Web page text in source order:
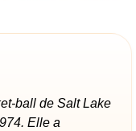
ball de Salt Lake
Elle a